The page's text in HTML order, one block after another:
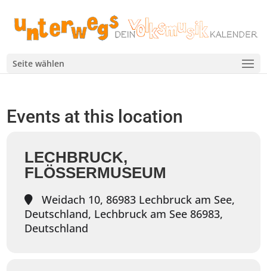
Seite wählen
Events at this location
LECHBRUCK,
FLÖSSERMUSEUM
Weidach 10, 86983 Lechbruck am See,
Deutschland, Lechbruck am See 86983,
Deutschland